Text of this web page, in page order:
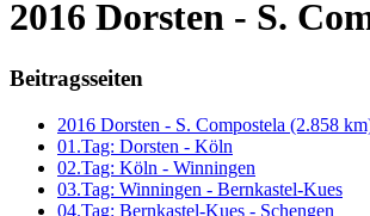
2016 Dorsten - S.
Beitragsseiten
2016 Dorsten - S. Compostela (2.858
01.Tag: Dorsten - Köln
02.Tag: Köln - Winningen
03.Tag: Winningen - Bernkastel-Kues
04.Tag: Bernkastel-Kues - Schengen